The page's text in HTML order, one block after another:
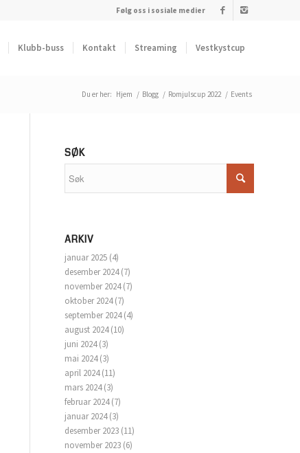
Følg oss i sosiale medier
Klubb-buss Kontakt Streaming Vestkystcup
Du er her: Hjem / Blogg / Romjulscup 2022 / Events
SØK
ARKIV
januar 2025 (4)
desember 2024(7)
november 2024(7)
oktober 2024(7)
september 2024(4)
august 2024(10)
juni 2024(3)
mai 2024(3)
april 2024(11)
mars 2024(3)
februar 2024(7)
januar 2024(3)
desember 2023 (11)
november 2023 (6)